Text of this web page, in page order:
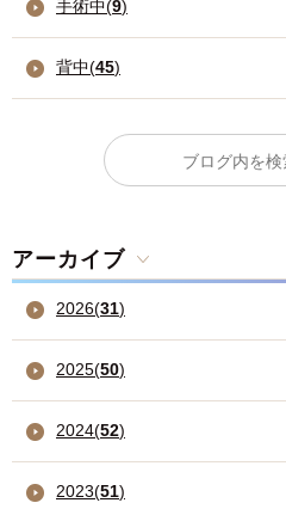
手術中(9)
背中(45)
アーカイブ
2026(31)
2025(50)
2024(52)
2023(51)